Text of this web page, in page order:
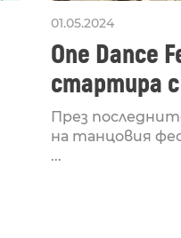
01.05.2024
One Dance
стартира
Lucid,
рейв
През
на танцовия
...